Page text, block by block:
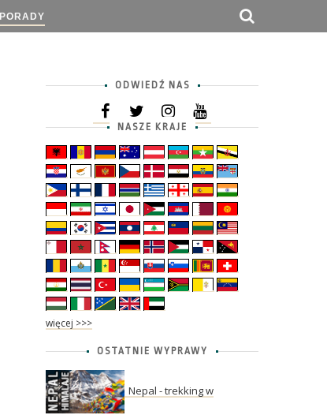
PORADY
ODWIEDŹ NAS
NASZE KRAJE
więcej >>>
OSTATNIE WYPRAWY
Nepal - trekking w